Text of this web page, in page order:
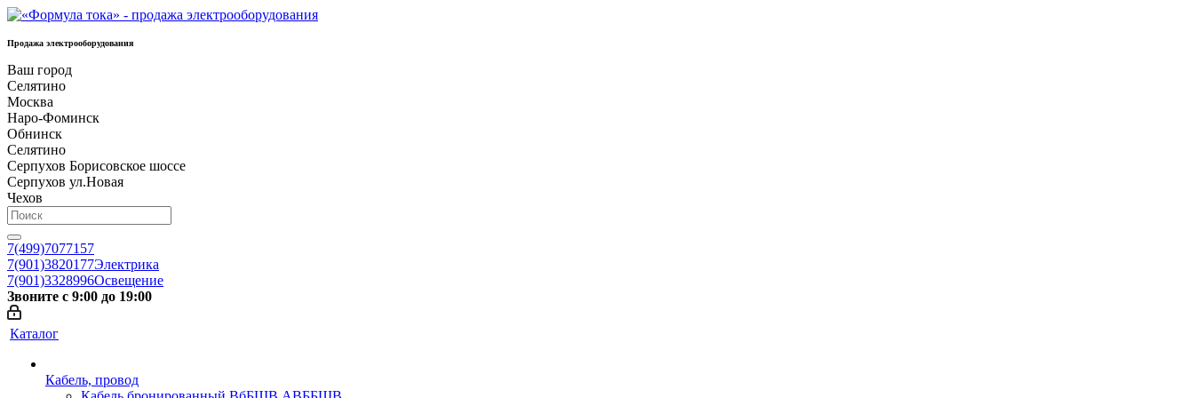
Продажа электрооборудования
Ваш город
Селятино
Москва
Наро-Фоминск
Обнинск
Селятино
Серпухов Борисовское шоссе
Серпухов ул.Новая
Чехов
7(499)7077157
7(901)3820177Электрика
7(901)3328996Освещение
Звоните с 9:00 до 19:00
Каталог
Кабель, провод